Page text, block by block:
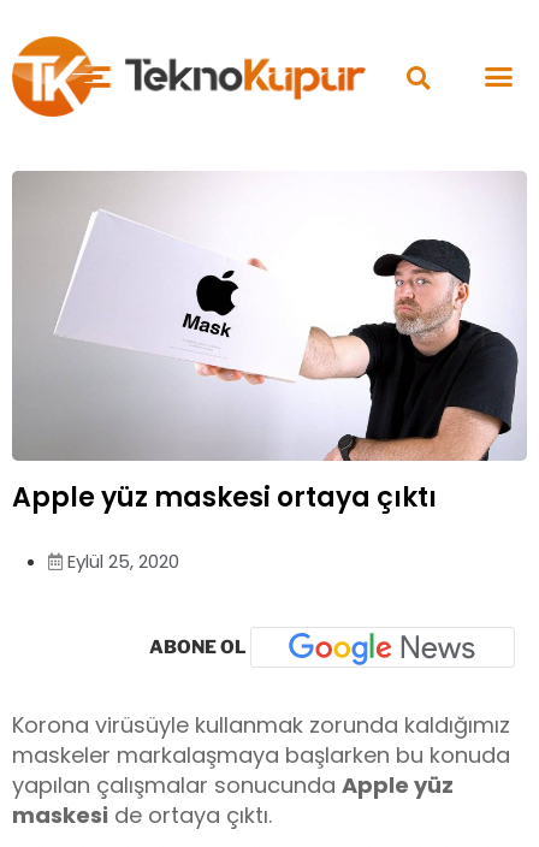
Apple yüz maskesi ortaya çıktı
Eylül 25, 2020
ABONE OL
Korona virüsüyle kullanmak zorunda kaldığımız
maskeler markalaşmaya başlarken bu konuda
yapılan çalışmalar sonucunda Apple yüz
maskesi de ortaya çıktı.